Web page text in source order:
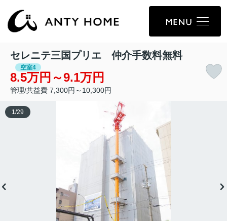
セレニテ三国プリエ 仲介手数料無料
空室4
8.5万円～9.1万円
管理/共益費 7,300円～10,300円
1 /29